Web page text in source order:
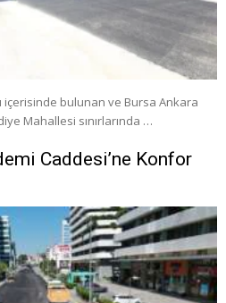
içerisinde bulunan ve Bursa Ankara
Mahallesi sınırlarında …
Caddesi’ne Konfor